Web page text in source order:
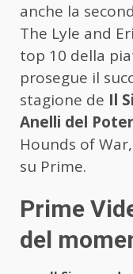
anche la
The Lyle and
top 10 della
prosegue il
stagione de Il
Anelli del
Hounds of
su Prime.
Prime
del